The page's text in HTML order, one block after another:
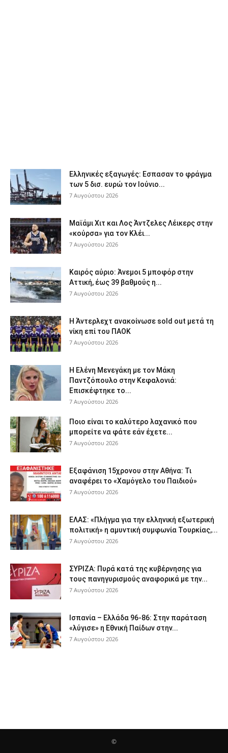
Ελληνικές εξαγωγές: Εσπασαν το φράγμα
των 5 δισ. ευρώ τον Ιούνιο...
7 Αυγούστου 2026
Μαϊάμι Χιτ και Λος Άντζελες Λέικερς στην
«κούρσα» για τον Κλέι...
7 Αυγούστου 2026
Καιρός αύριο: Άνεμοι 5 μποφόρ στην
Αττική, έως 39 βαθμούς η...
7 Αυγούστου 2026
Η Άντερλεχτ ανακοίνωσε sold out μετά τη
νίκη επί του ΠΑΟΚ
7 Αυγούστου 2026
Η Ελένη Μενεγάκη με τον Μάκη
Παντζόπουλο στην Κεφαλονιά:
Επισκέφτηκε το...
7 Αυγούστου 2026
Ποιο είναι το καλύτερο λαχανικό που
μπορείτε να φάτε εάν έχετε...
7 Αυγούστου 2026
Εξαφάνιση 15χρονου στην Αθήνα: Τι
αναφέρει το «Χαμόγελο του Παιδιού»
7 Αυγούστου 2026
ΕΛΑΣ: «Πλήγμα για την ελληνική εξωτερική
πολιτική» η αμυντική συμφωνία Τουρκίας,...
7 Αυγούστου 2026
ΣΥΡΙΖΑ: Πυρά κατά της κυβέρνησης για
τους πανηγυρισμούς αναφορικά με την...
7 Αυγούστου 2026
Ισπανία – Ελλάδα 96-86: Στην παράταση
«λύγισε» η Εθνική Παίδων στην...
7 Αυγούστου 2026
©